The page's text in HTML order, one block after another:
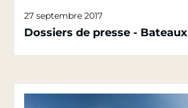
27 septembre 2017
Dossiers de presse - Bateaux